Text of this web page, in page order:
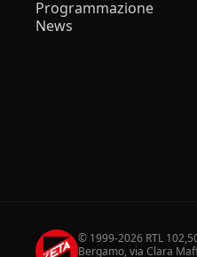
Programmazione
News
© 1999-2026 RTL
Bergamo, via Clara